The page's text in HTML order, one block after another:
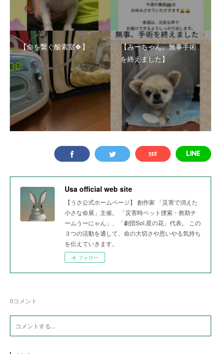
【命を繋ぐ酸素室🍀】
【みーちゃん、無事手術
を終えました】
Usa official web site
【うさ公式ホームページ】 創作家 「災害で消えた
小さな命展」主催。 「災害時ペット捜索・救助チ
ームうーにゃん」、「劇団Sol.星の花」代表。 この
３つの活動を通して、命の大切さや思いやる気持ち
を伝えていきます。
フォロー
0コメント